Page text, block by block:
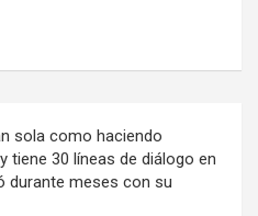
sola como haciendo
tiene 30 líneas de diálogo en
durante meses con su